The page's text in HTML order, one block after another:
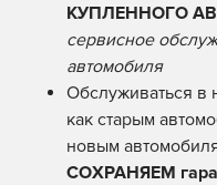
КУПЛЕННОГО
сервисное
автомобиля
Обслуживаться в
как старым
новым
СОХРАНЯЕМ